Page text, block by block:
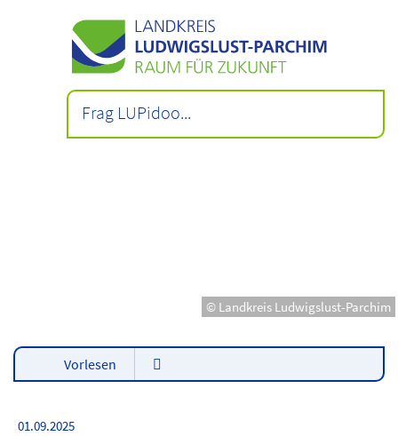
© Landkreis Ludwigslust-Parchim
Vorlesen
01.09.2025